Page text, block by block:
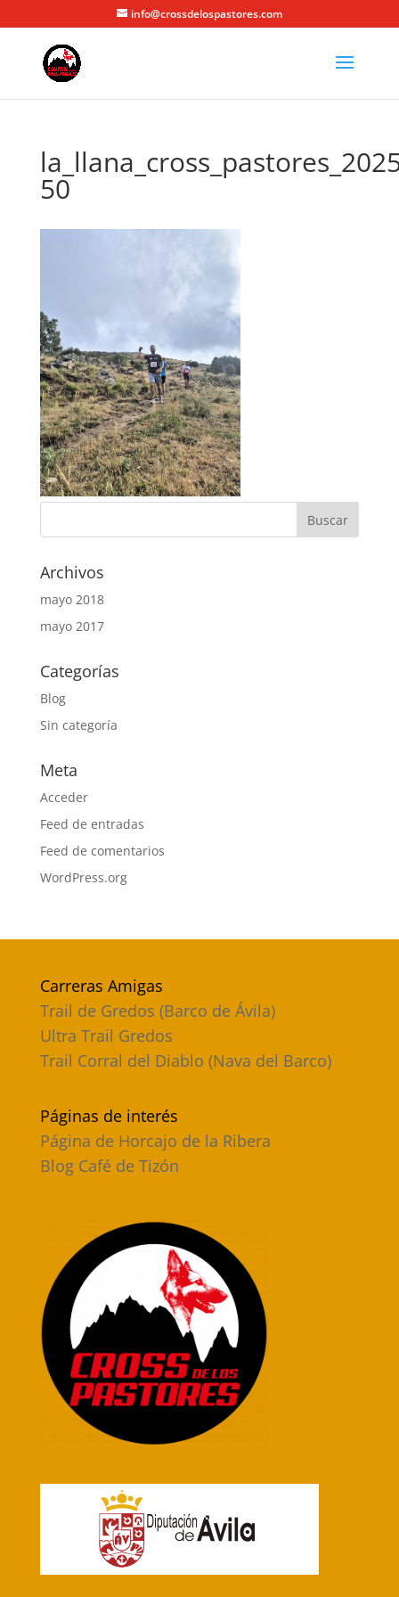
info@crossdelospastores.com
50
Archivos
mayo 2018
mayo 2017
Categorías
Blog
Sin categoría
Meta
Acceder
Feed de entradas
Feed de comentarios
WordPress.org
Carreras Amigas
Trail de Gredos (Barco de Ávila)
Ultra Trail Gredos
Trail Corral del Diablo (Nava del Barco)
Páginas de interés
Página de Horcajo de la Ribera
Blog Café de Tizón